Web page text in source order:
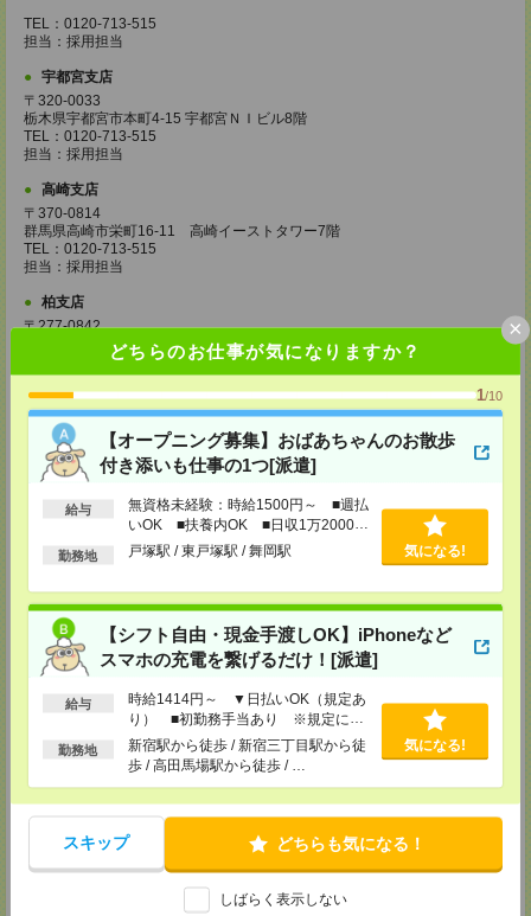
どちらのお仕事が気になりますか？
1/10
【オープニング募集】おばあちゃんのお散歩
付き添いも仕事の1つ[派遣]
給与
無資格未経験：時給1500円～ ■週払
いOK ■扶養内OK ■日収1万2000円
以上
勤務地 戸塚駅 / 東戸塚駅 / 舞岡駅 気になる!
【シフト自由・現金手渡しOK】iPhoneなど
スマホの充電を繋げるだけ！[派遣]
給与
時給1414円～ ▼日払いOK（規定あ
り） ■初勤務手当あり ※規定によ
る
勤務地
新宿駅から徒歩 / 新宿三丁目駅から徒
歩 / 高田馬場駅から徒歩 / …
気になる!
スキップ どちらも気になる！
しばらく表示しない
×
TEL：0120-713-515
担当：採用担当
宇都宮支店
〒320-0033
栃木県宇都宮市本町4-15 宇都宮ＮＩビル8階
TEL：0120-713-515
担当：採用担当
高崎支店
〒370-0814
群馬県高崎市栄町16-11 高崎イーストタワー7階
TEL：0120-713-515
担当：採用担当
柏支店
〒277-0842
千葉県柏市末広町7-3 柏第一生命ビル4階
TEL：0120-713-515
担当：採用担当
八王子支店
東京都八王子市東町1－6 橋完ＬＫビル 3階
TEL：0120-713-515
担当：採用担当
町田支店
〒194-0022 東京都町田市森野1-33-11 町田森野ビル1階
TEL：0120-713-515
越谷支店
〒343-0816
埼玉県越谷市弥生町1-4 越谷弥生ビル3階
TEL：0120-713-515
担当：採用担当
神奈川県厚木市旭町1-2-1 日本生命本厚木ビル7階
TEL：0120-713-515
〒251-0025
神奈川県藤沢市鵠沼石上1丁目5番2号
日本生命藤沢ビル2階